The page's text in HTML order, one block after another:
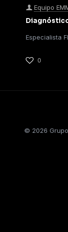
Equipo
Especialista FI
0
© 2026 Grupo